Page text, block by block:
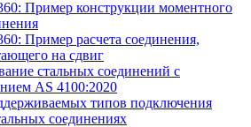
Пример конструкции моментного
Пример расчета соединения,
на сдвиг
стальных соединений с
AS 4100:2020
типов подключения
соединениях